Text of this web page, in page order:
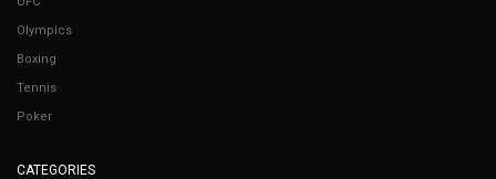
Olympics
Boxing
Tennis
Poker
CATEGORIES